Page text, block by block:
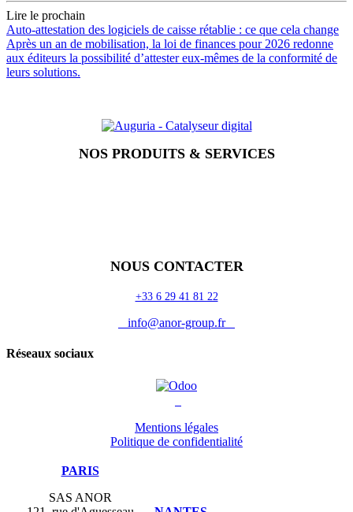
Lire le prochain
Auto-attestation des logiciels de caisse rétablie : ce que cela change
Après un an de mobilisation, la loi de finances pour 2026 redonne
aux éditeurs la possibilité d’attester eux-mêmes de la conformité de
leurs solutions.
NOS PRODUITS & SERVICES
NOUS CONTACTER
+33 6 29 41 81 22
info@anor-group.fr
Réseaux sociaux
Mentions légales
Politique de confidentialité
PARIS
SAS ANOR